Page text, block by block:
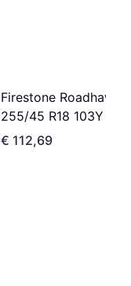
Firestone Roadhawk
255/45 R18 103Y XL
€ 112,69